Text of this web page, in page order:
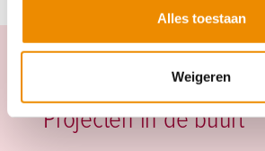
Alles toestaan
Weigeren
Projecten in de buurt